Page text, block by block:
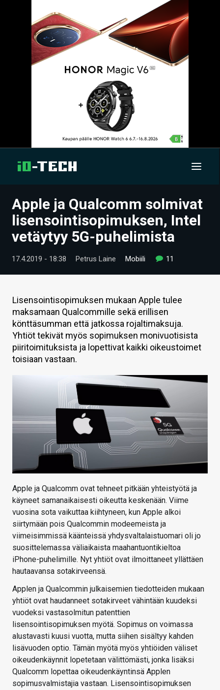
UUTISET
ARTIKKELIT
VIDEOT
TECHBBS
TIETOA
HINTA.FI
KAUPPA
VAIHDA TEEMA
Apple ja Qualcomm solmivat
lisensointisopimuksen, Intel
vetäytyy 5G-puhelimista
17.4.2019 - 18:38 Petrus Laine Mobiili 11
Lisensointisopimuksen mukaan Apple tulee
maksamaan Qualcommille sekä erillisen
könttäsumman että jatkossa rojaltimaksuja.
Yhtiöt tekivät myös sopimuksen monivuotisista
piiritoimituksista ja lopettivat kaikki oikeustoimet
toisiaan vastaan.
Apple ja Qualcomm ovat tehneet pitkään yhteistyötä ja
käyneet samanaikaisesti oikeutta keskenään. Viime
vuosina sota vaikuttaa kiihtyneen, kun Apple alkoi
siirtymään pois Qualcommin modeemeista ja
viimeisimmissä käänteissä yhdysvaltalaistuomari oli jo
suosittelemassa väliaikaista maahantuontikieltoa
iPhone-puhelimille. Nyt yhtiöt ovat ilmoittaneet yllättäen
hautaavansa sotakirveensä.
Applen ja Qualcommin julkaisemien tiedotteiden mukaan
yhtiöt ovat haudanneet sotakirveet vähintään kuudeksi
vuodeksi vastasolmitun patenttien
lisensointisopimuksen myötä. Sopimus on voimassa
alustavasti kuusi vuotta, mutta siihen sisältyy kahden
lisävuoden optio. Tämän myötä myös yhtiöiden väliset
oikeudenkäynnit lopetetaan välittömästi, jonka lisäksi
Qualcomm lopettaa oikeudenkäyntinsä Applen
sopimusvalmistajia vastaan. Lisensointisopimuksen